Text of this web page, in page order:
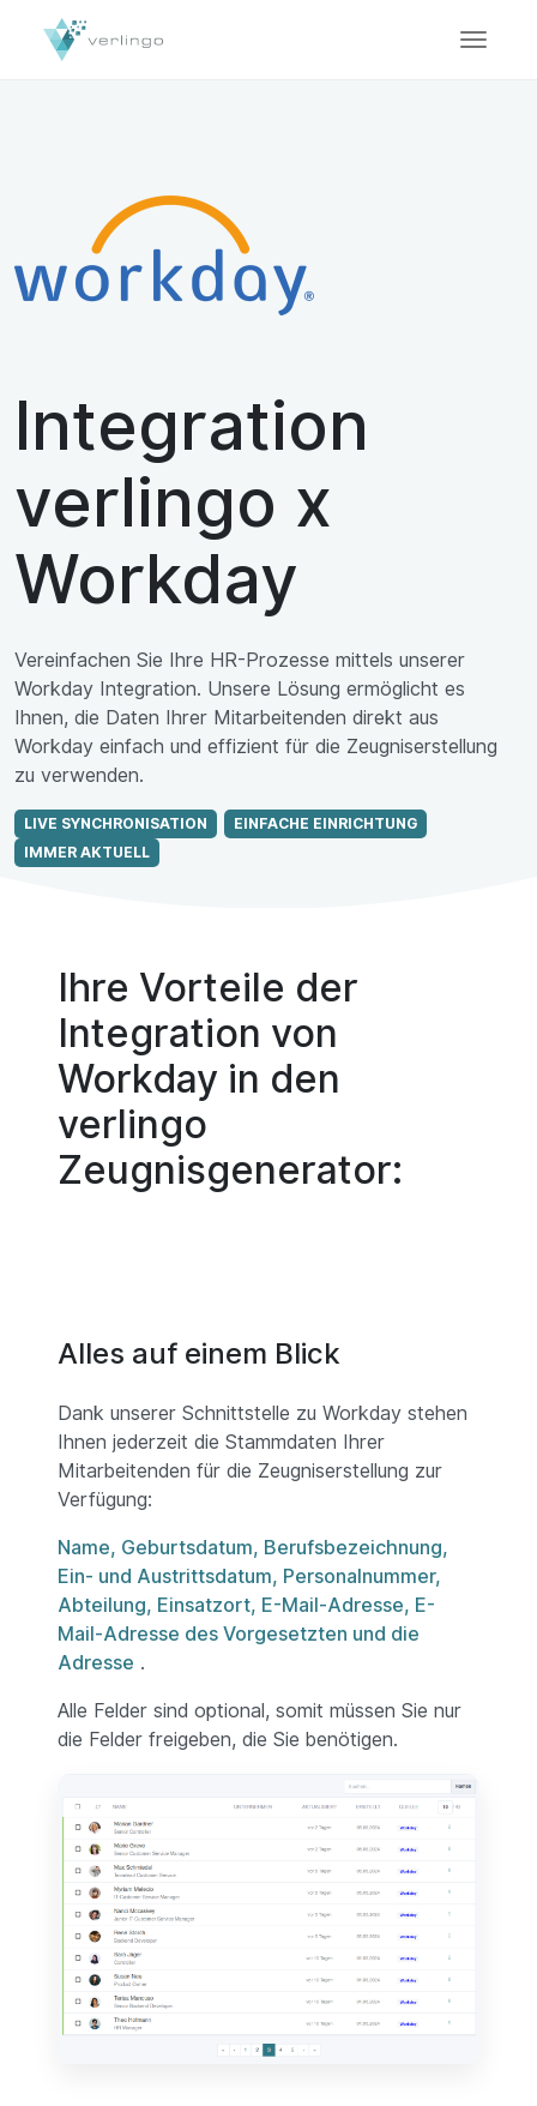
Integration
verlingo x
Workday
Vereinfachen Sie Ihre HR-Prozesse mittels unserer
Workday Integration. Unsere Lösung ermöglicht es
Ihnen, die Daten Ihrer Mitarbeitenden direkt aus
Workday einfach und effizient für die Zeugniserstellung
zu verwenden.
LIVE SYNCHRONISATION
EINFACHE EINRICHTUNG
IMMER AKTUELL
Ihre Vorteile der
Integration von
Workday in den
verlingo
Zeugnisgenerator:
Alles auf einem Blick
Dank unserer Schnittstelle zu Workday stehen
Ihnen jederzeit die Stammdaten Ihrer
Mitarbeitenden für die Zeugniserstellung zur
Verfügung:
Name, Geburtsdatum, Berufsbezeichnung,
Ein- und Austrittsdatum, Personalnummer,
Abteilung, Einsatzort, E-Mail-Adresse, E-
Mail-Adresse des Vorgesetzten und die
Adresse .
Alle Felder sind optional, somit müssen Sie nur
die Felder freigeben, die Sie benötigen.